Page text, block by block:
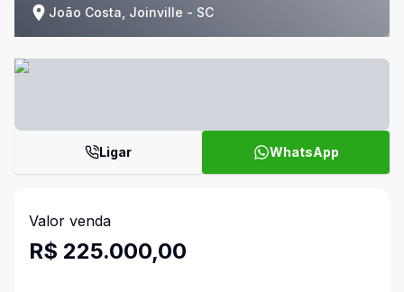
João Costa, Joinville - SC
Ligar WhatsApp
Valor venda
R$ 225.000,00